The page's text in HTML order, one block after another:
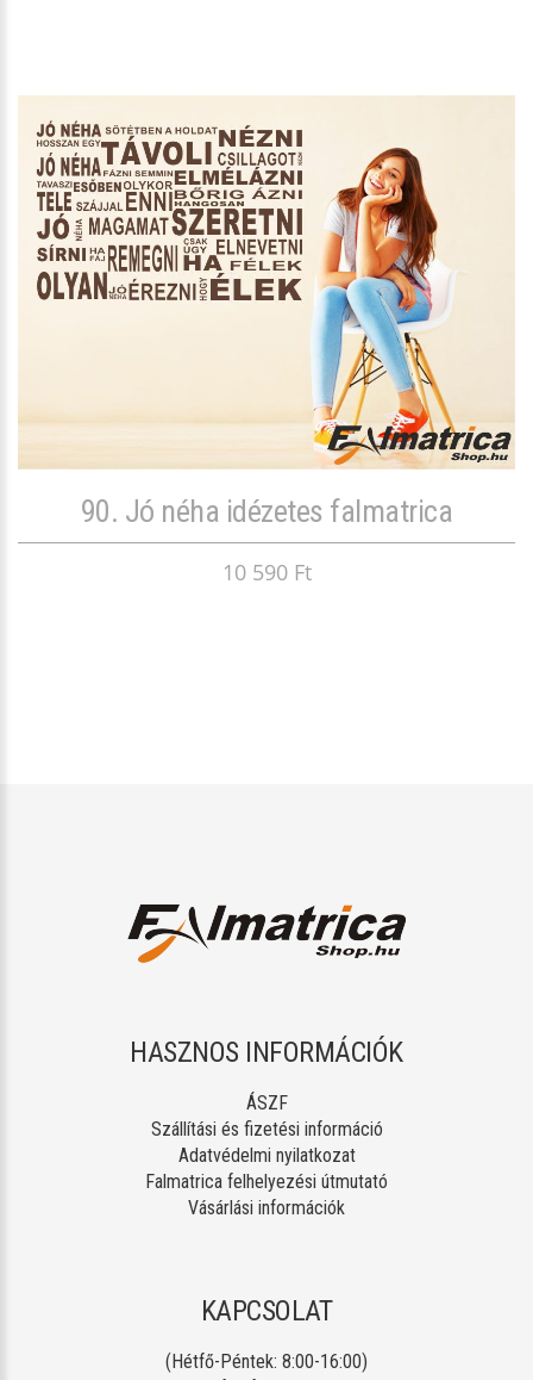
90. Jó néha idézetes falmatrica
10 590 Ft
HASZNOS INFORMÁCIÓK
ÁSZF
Szállítási és fizetési információ
Adatvédelmi nyilatkozat
Falmatrica felhelyezési útmutató
Vásárlási információk
KAPCSOLAT
(Hétfő-Péntek: 8:00-16:00)